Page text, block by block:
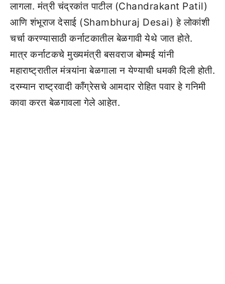
लागला. मंत्री चंद्रकांत पाटील (Chandrakant Patil)
आणि शंभूराज देसाई (Shambhuraj Desai) हे लोकांशी
चर्चा करण्यासाठी कर्नाटकातील बेळगावी येथे जात होते.
मात्र कर्नाटकचे मुख्यमंत्री बसवराज बोम्मई यांनी
महाराष्ट्रातील मंत्र्यांना बेळगाला न येण्याची धमकी दिली होती.
दरम्यान राष्ट्रवादी काँग्रेसचे आमदार रोहित पवार हे गनिमी
कावा करत बेळगावला गेले आहेत.